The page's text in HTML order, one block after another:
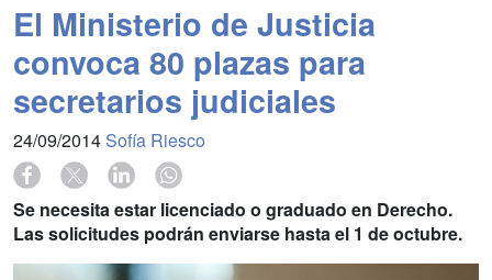
El Ministerio de Justicia
convoca 80 plazas para
secretarios judiciales
24/09/2014 Sofía Riesco
Se necesita estar licenciado o graduado en Derecho.
Las solicitudes podrán enviarse hasta el 1 de octubre.